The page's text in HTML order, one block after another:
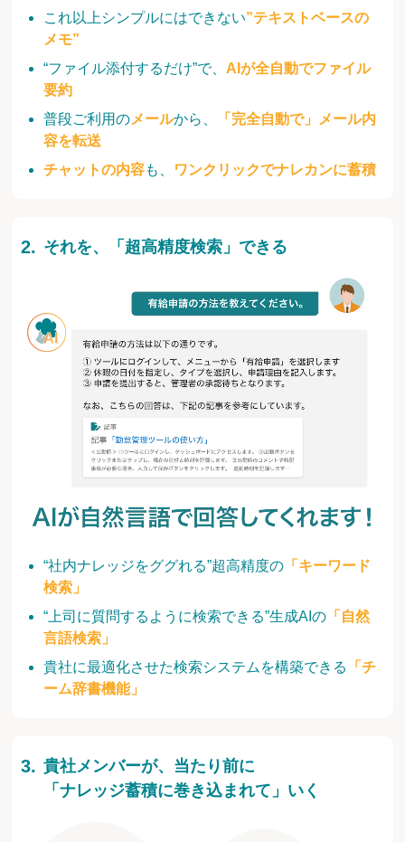
これ以上シンプルにはできない”テキストベースの
メモ”
“ファイル添付するだけ”で、 AIが全自動でファイル
要約
普段ご利用のメールから、
「完全自動で」メール内
容を転送
チャットの内容も、 ワンクリックでナレカンに蓄積
“社内ナレッジをググれる”超高精度の 「キーワード
検索」
“上司に質問するように検索できる”生成AIの 「自然
言語検索」
貴社に最適化させた検索システムを構築できる
「チ
ーム辞書機能」
それを、「超高精度検索」できる
貴社メンバーが、当たり前に
「ナレッジ蓄積に巻き込まれて」いく